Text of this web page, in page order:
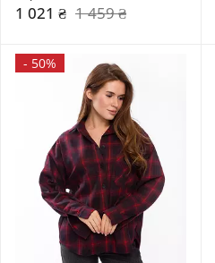
1 021 ₴ 1 459 ₴
- 50%